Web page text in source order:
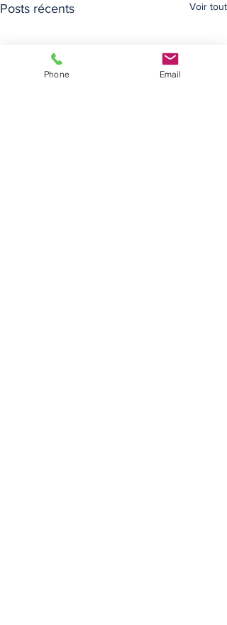
Posts récents Voir tout
Phone Email